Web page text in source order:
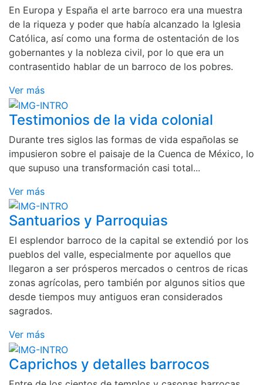
En Europa y España el arte barroco era una muestra
de la riqueza y poder que había alcanzado la Iglesia
Católica, así como una forma de ostentación de los
gobernantes y la nobleza civil, por lo que era un
contrasentido hablar de un barroco de los pobres.
Ver más
Testimonios de la vida colonial
Durante tres siglos las formas de vida españolas se
impusieron sobre el paisaje de la Cuenca de México, lo
que supuso una transformación casi total...
Ver más
Santuarios y Parroquias
El esplendor barroco de la capital se extendió por los
pueblos del valle, especialmente por aquellos que
llegaron a ser prósperos mercados o centros de ricas
zonas agrícolas, pero también por algunos sitios que
desde tiempos muy antiguos eran considerados
sagrados.
Ver más
Caprichos y detalles barrocos